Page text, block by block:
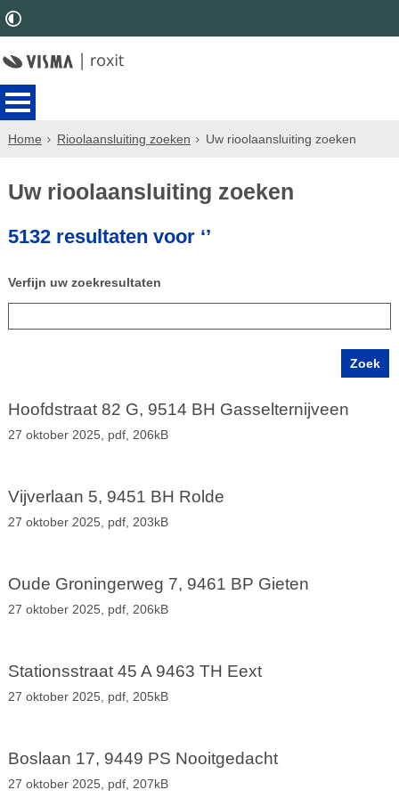
Home Rioolaansluiting zoeken Uw rioolaansluiting zoeken
Uw rioolaansluiting zoeken
5132 resultaten voor ‘’
Verfijn uw zoekresultaten
Hoofdstraat 82 G, 9514 BH Gasselternijveen
27 oktober 2025, pdf, 206kB
Vijverlaan 5, 9451 BH Rolde
27 oktober 2025, pdf, 203kB
Oude Groningerweg 7, 9461 BP Gieten
27 oktober 2025, pdf, 206kB
Stationsstraat 45 A 9463 TH Eext
27 oktober 2025, pdf, 205kB
Boslaan 17, 9449 PS Nooitgedacht
27 oktober 2025, pdf, 207kB